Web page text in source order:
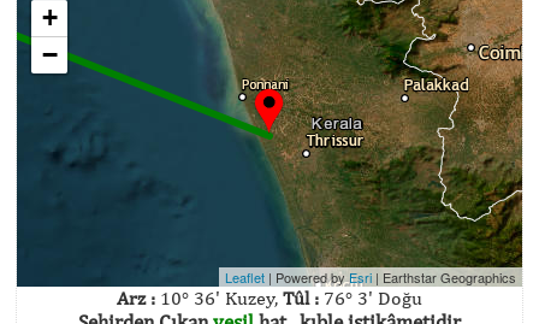
+
−
Leaflet | Powered byEsri | Earthstar Geographics
Arz : 10° 36' Kuzey, Tûl : 76° 3' Doğu